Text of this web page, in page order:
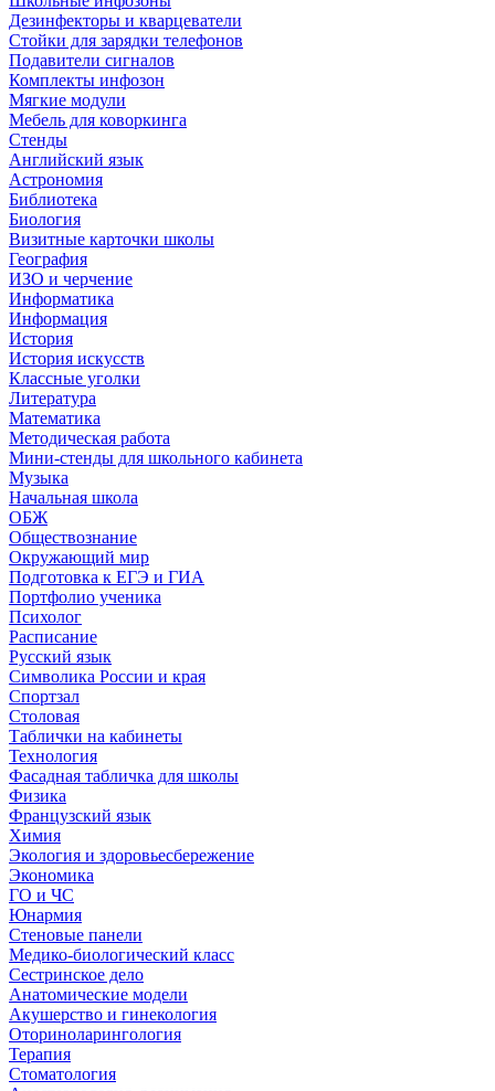
Дезинфекторы и кварцеватели
Стойки для зарядки телефонов
Подавители сигналов
Комплекты инфозон
Мягкие модули
Мебель для коворкинга
Стенды
Английский язык
Астрономия
Библиотека
Биология
Визитные карточки школы
География
ИЗО и черчение
Информатика
Информация
История
История искусств
Классные уголки
Литература
Математика
Методическая работа
Мини-стенды для школьного кабинета
Музыка
Начальная школа
ОБЖ
Обществознание
Окружающий мир
Подготовка к ЕГЭ и ГИА
Портфолио ученика
Психолог
Расписание
Русский язык
Символика России и края
Спортзал
Столовая
Таблички на кабинеты
Технология
Фасадная табличка для школы
Физика
Французский язык
Химия
Экология и здоровьесбережение
Экономика
ГО и ЧС
Юнармия
Стеновые панели
Медико-биологический класс
Сестринское дело
Анатомические модели
Акушерство и гинекология
Оториноларингология
Терапия
Стоматология